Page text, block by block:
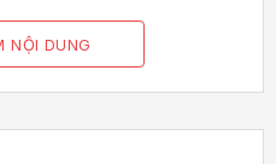
như grid, list hoặc
nhu cầu sử dụng.